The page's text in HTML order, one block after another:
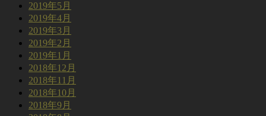
2019年5月
2019年4月
2019年3月
2019年2月
2019年1月
2018年12月
2018年11月
2018年10月
2018年9月